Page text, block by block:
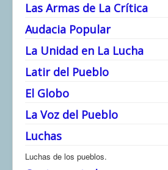
Las Armas de La Crítica
Audacia Popular
La Unidad en La Lucha
Latir del Pueblo
El Globo
La Voz del Pueblo
Luchas
Luchas de los pueblos.